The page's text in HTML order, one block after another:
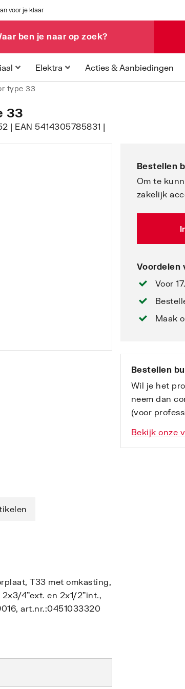
voor je klaar
Elektra Acties & Aanbiedingen
type 33
33
| EAN 5414305785831 |
Bestellen
Om te
zakelijk
Voordelen
Voor
Maak
Bestellen
Wil je het
neem dan
(voor
Bekijk onze
T33 met omkasting,
4"ext. en 2x1/2"int.,
art.nr.:0451033320